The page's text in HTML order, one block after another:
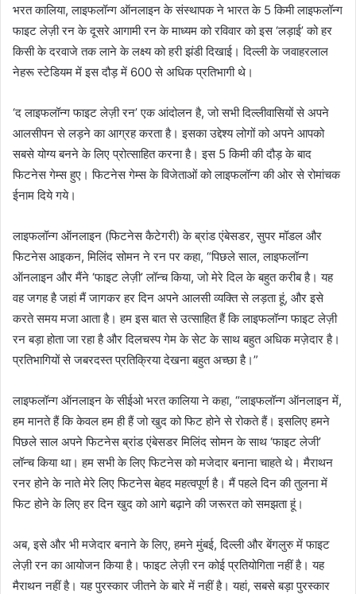
भरत कालिया, लाइफलॉन्ग ऑनलाइन के संस्थापक ने भारत के 5 किमी लाइफलॉन्ग
फाइट लेज़ी रन के दूसरे आगामी रन के माध्यम को रविवार को इस ‘लड़ाई’ को हर
किसी के दरवाजे तक लाने के लक्ष्य को हरी झंडी दिखाई। दिल्ली के जवाहरलाल
नेहरू स्टेडियम में इस दौड़ में 600 से अधिक प्रतिभागी थे।
‘द लाइफलॉन्ग फाइट लेज़ी रन’ एक आंदोलन है, जो सभी दिल्लीवासियों से अपने
आलसीपन से लड़ने का आग्रह करता है। इसका उद्देश्य लोगों को अपने आपको
सबसे योग्य बनने के लिए प्रोत्साहित करना है। इस 5 किमी की दौड़ के बाद
फिटनेस गेम्स हुए। फिटनेस गेम्स के विजेताओं को लाइफलॉन्ग की ओर से रोमांचक
ईनाम दिये गये।
लाइफलॉन्ग ऑनलाइन (फिटनेस कैटेगरी) के ब्रांड एंबेसडर, सुपर मॉडल और
फिटनेस आइकन, मिलिंद सोमन ने रन पर कहा, “पिछले साल, लाइफलॉन्ग
ऑनलाइन और मैंने ‘फाइट लेज़ी’ लॉन्च किया, जो मेरे दिल के बहुत करीब है। यह
वह जगह है जहां मैं जागकर हर दिन अपने आलसी व्यक्ति से लड़ता हूं, और इसे
करते समय मजा आता है। हम इस बात से उत्साहित हैं कि लाइफलॉन्ग फाइट लेज़ी
रन बड़ा होता जा रहा है और दिलचस्प गेम के सेट के साथ बहुत अधिक मज़ेदार है।
प्रतिभागियों से जबरदस्त प्रतिक्रिया देखना बहुत अच्छा है।”
लाइफलॉन्ग ऑनलाइन के सीईओ भरत कालिया ने कहा, “लाइफलॉन्ग ऑनलाइन में,
हम मानते हैं कि केवल हम ही हैं जो खुद को फिट होने से रोकते हैं। इसलिए हमने
पिछले साल अपने फिटनेस ब्रांड एंबेसडर मिलिंद सोमन के साथ ‘फाइट लेजी’
लॉन्च किया था। हम सभी के लिए फिटनेस को मजेदार बनाना चाहते थे। मैराथन
रनर होने के नाते मेरे लिए फिटनेस बेहद महत्वपूर्ण है। मैं पहले दिन की तुलना में
फिट होने के लिए हर दिन खुद को आगे बढ़ाने की जरूरत को समझता हूं।
अब, इसे और भी मजेदार बनाने के लिए, हमने मुंबई, दिल्ली और बेंगलुरु में फाइट
लेज़ी रन का आयोजन किया है। फाइट लेज़ी रन कोई प्रतियोगिता नहीं है। यह
मैराथन नहीं है। यह पुरस्कार जीतने के बारे में नहीं है। यहां, सबसे बड़ा पुरस्कार